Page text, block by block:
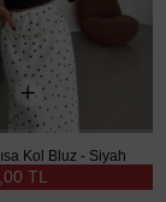
Kol Bluz - Siyah
TL